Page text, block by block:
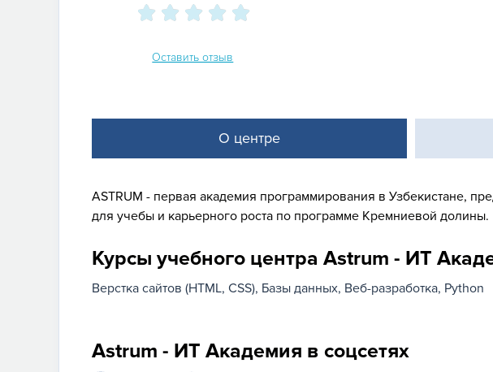
Оставить отзыв
О центре
ASTRUM - первая академия программирования в Узбекистане,
для учебы и карьерного роста по программе Кремниевой долины.
Курсы учебного центра Astrum - ИТ
Верстка сайтов (HTML, CSS) Базы данных Веб-разработка Python
Astrum - ИТ Академия в соцсетях